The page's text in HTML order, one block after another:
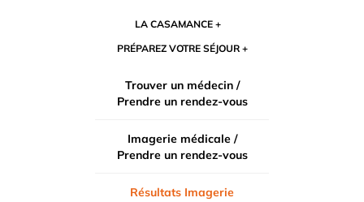
LA CASAMANCE
PRÉPAREZ VOTRE SÉJOUR
Trouver un médecin /
Prendre un rendez-vous
Imagerie médicale /
Prendre un rendez-vous
Résultats Imagerie